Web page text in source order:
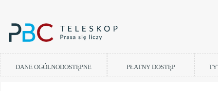
DANE OGÓLNODOSTĘPNE PŁATNY DOSTĘP